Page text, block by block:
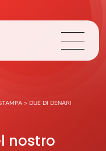
> DUE DI DENARI
nostro